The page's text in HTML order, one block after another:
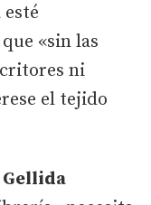
«sin las
ni
el tejido